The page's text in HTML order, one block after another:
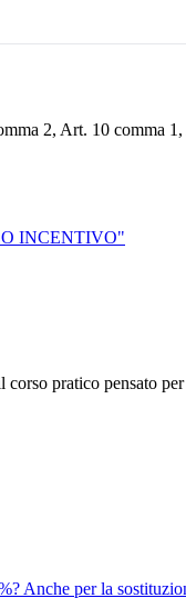
2, Art. 10 comma
INCENTIVO"
pratico pensato
Anche per la